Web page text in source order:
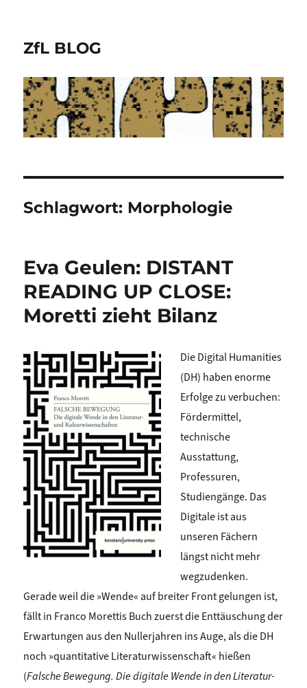
ZfL BLOG
Schlagwort: Morphologie
Eva Geulen: DISTANT
READING UP CLOSE:
Moretti zieht Bilanz
Die Digital Humanities
(DH) haben enorme
Erfolge zu verbuchen:
Fördermittel,
technische
Ausstattung,
Professuren,
Studiengänge. Das
Digitale ist aus
unseren Fächern
längst nicht mehr
wegzudenken.
Gerade weil die »Wende« auf breiter Front gelungen ist,
fällt in Franco Morettis Buch zuerst die Enttäuschung der
Erwartungen aus den Nullerjahren ins Auge, als die DH
noch »quantitative Literaturwissenschaft« hießen
(Falsche Bewegung. Die digitale Wende in den Literatur-